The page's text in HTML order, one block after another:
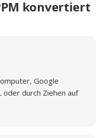
konvertiert
Google
durch Ziehen auf